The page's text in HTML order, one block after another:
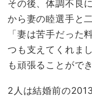
その後、体調不良
から妻の睦選手と
「妻は苦手だった
つも支えてくれま
も頑張ることがで
2人は結婚前の